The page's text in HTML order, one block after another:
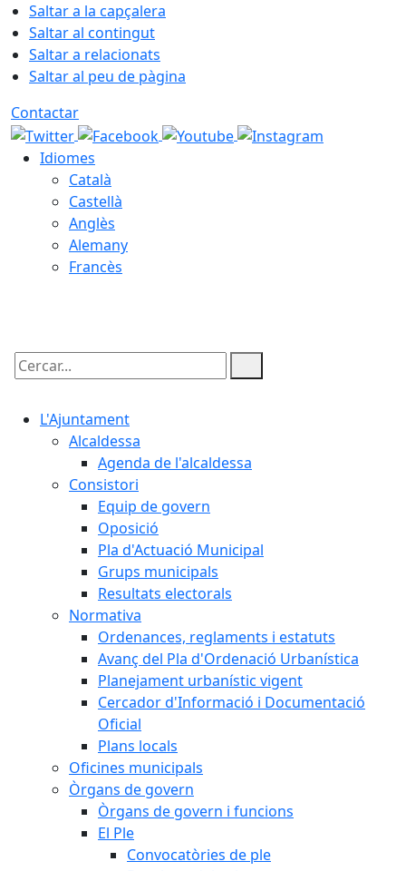
Saltar a la capçalera
Saltar al contingut
Saltar a relacionats
Saltar al peu de pàgina
Contactar
Idiomes
Català
Castellà
Anglès
Alemany
Francès
Cercar:
L'Ajuntament
Alcaldessa
Agenda de l'alcaldessa
Consistori
Equip de govern
Oposició
Pla d'Actuació Municipal
Grups municipals
Resultats electorals
Normativa
Ordenances, reglaments i estatuts
Avanç del Pla d'Ordenació Urbanística
Planejament urbanístic vigent
Cercador d'Informació i Documentació
Oficial
Plans locals
Oficines municipals
Òrgans de govern
Òrgans de govern i funcions
El Ple
Convocatòries de ple